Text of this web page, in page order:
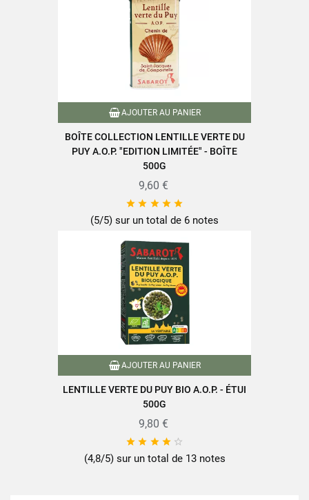
AJOUTER AU PANIER
BOÎTE COLLECTION LENTILLE VERTE DU
PUY A.O.P. "EDITION LIMITÉE" - BOÎTE
500G
9,60 €
    
(5/5) sur un total de 6 notes
AJOUTER AU PANIER
LENTILLE VERTE DU PUY BIO A.O.P. - ÉTUI
500G
9,80 €
    
(4,8/5) sur un total de 13 notes